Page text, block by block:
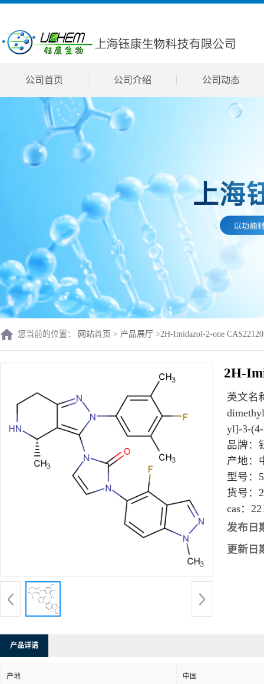
公司首页 公司介绍 公司动态
您当前的位置： 网站首页 > 产品展厅 >2H-Imidazol-2-one
2H-
英文名
yl]-3-
品牌：
产地：
型号：
货号：
cas：
发布日
更新日
产品详请
产地 中国